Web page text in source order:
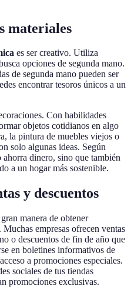
materiales
es ser creativo. Utiliza
opciones de segunda mano.
de segunda mano pueden ser
encontrar tesoros únicos a un
Con habilidades
objetos cotidianos en algo
la pintura de muebles viejos o
solo algunas ideas. Según
dinero, sino que también
a un hogar más sostenible.
y descuentos
manera de obtener
empresas ofrecen ventas
o descuentos de fin de año que
en boletines informativos de
a promociones especiales.
sociales de tus tiendas
promociones exclusivas.